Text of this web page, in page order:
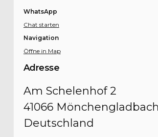
WhatsApp
Chat starten
Navigation
Öffne in Map
Adresse
Am Schelenhof 2
41066 Mönchengladbach
Deutschland